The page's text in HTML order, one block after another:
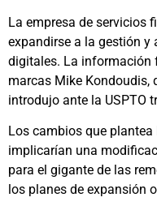
La empresa de servicios
expandirse a la gestión
digitales. La información
marcas Mike Kondoudis,
introdujo ante la USPTO
Los cambios que
implicarían una
para el gigante de las
los planes de expansión